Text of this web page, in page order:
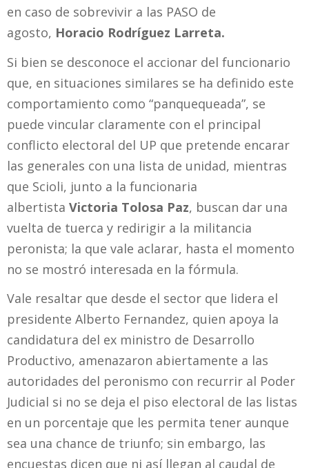
en caso de sobrevivir a las PASO de
agosto, Horacio Rodríguez Larreta.
Si bien se desconoce el accionar del funcionario
que, en situaciones similares se ha definido este
comportamiento como “panquequeada”, se
puede vincular claramente con el principal
conflicto electoral del UP que pretende encarar
las generales con una lista de unidad, mientras
que Scioli, junto a la funcionaria
albertista Victoria Tolosa Paz, buscan dar una
vuelta de tuerca y redirigir a la militancia
peronista; la que vale aclarar, hasta el momento
no se mostró interesada en la fórmula.
Vale resaltar que desde el sector que lidera el
presidente Alberto Fernandez, quien apoya la
candidatura del ex ministro de Desarrollo
Productivo, amenazaron abiertamente a las
autoridades del peronismo con recurrir al Poder
Judicial si no se deja el piso electoral de las listas
en un porcentaje que les permita tener aunque
sea una chance de triunfo; sin embargo, las
encuestas dicen que ni así llegan al caudal de